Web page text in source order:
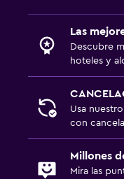
General
Teléfono
Estacionamiento y
Las
Descubre
hoteles y
Usa
con
Millones
Mira las